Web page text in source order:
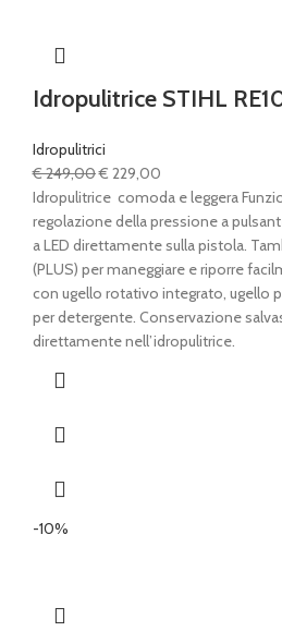
Idropulitrice STIHL
Idropulitrici
€249,00Il
prezzo
originale
era:
€ 249,00.
€ 229,00
prezzo
attuale
è:
€ 229,00.
Idropulitrice comoda e leggera
regolazione della pressione a
a LED direttamente sulla pistola.
(PLUS) per maneggiare e riporre
con ugello rotativo integrato, ugello
per detergente. Conservazione
direttamente nell’idropulitrice.
-10%